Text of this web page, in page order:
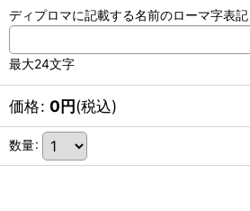
ディプロマに記載する名前のローマ字表記
最大24文字
価格: 0円(税込)
数量: